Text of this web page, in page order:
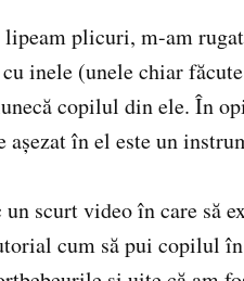
plicuri, m-am rugat
inele (unele chiar
copilul din ele. În
în el este un
scurt video în care să
cum să pui copilul